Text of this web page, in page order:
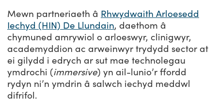
Mewn partneriaeth â Rhwydwaith Arloesedd
Iechyd (HIN) De Llundain, daethom â
chymuned amrywiol o arloeswyr, clinigwyr,
academyddion ac arweinwyr trydydd sector at
ei gilydd i edrych ar sut mae technolegau
ymdrochi (immersive) yn ail-lunio’r ffordd
rydyn ni’n ymdrin â salwch iechyd meddwl
difrifol.